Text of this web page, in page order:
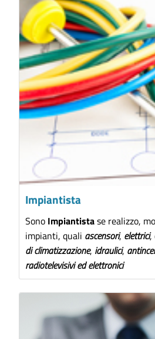
Impiantista
Sono Impiantistase realizzo,
impianti, quali ascensori, elettrici,
di climatizzazione, idraulici,
radiotelevisivi ed elettronici